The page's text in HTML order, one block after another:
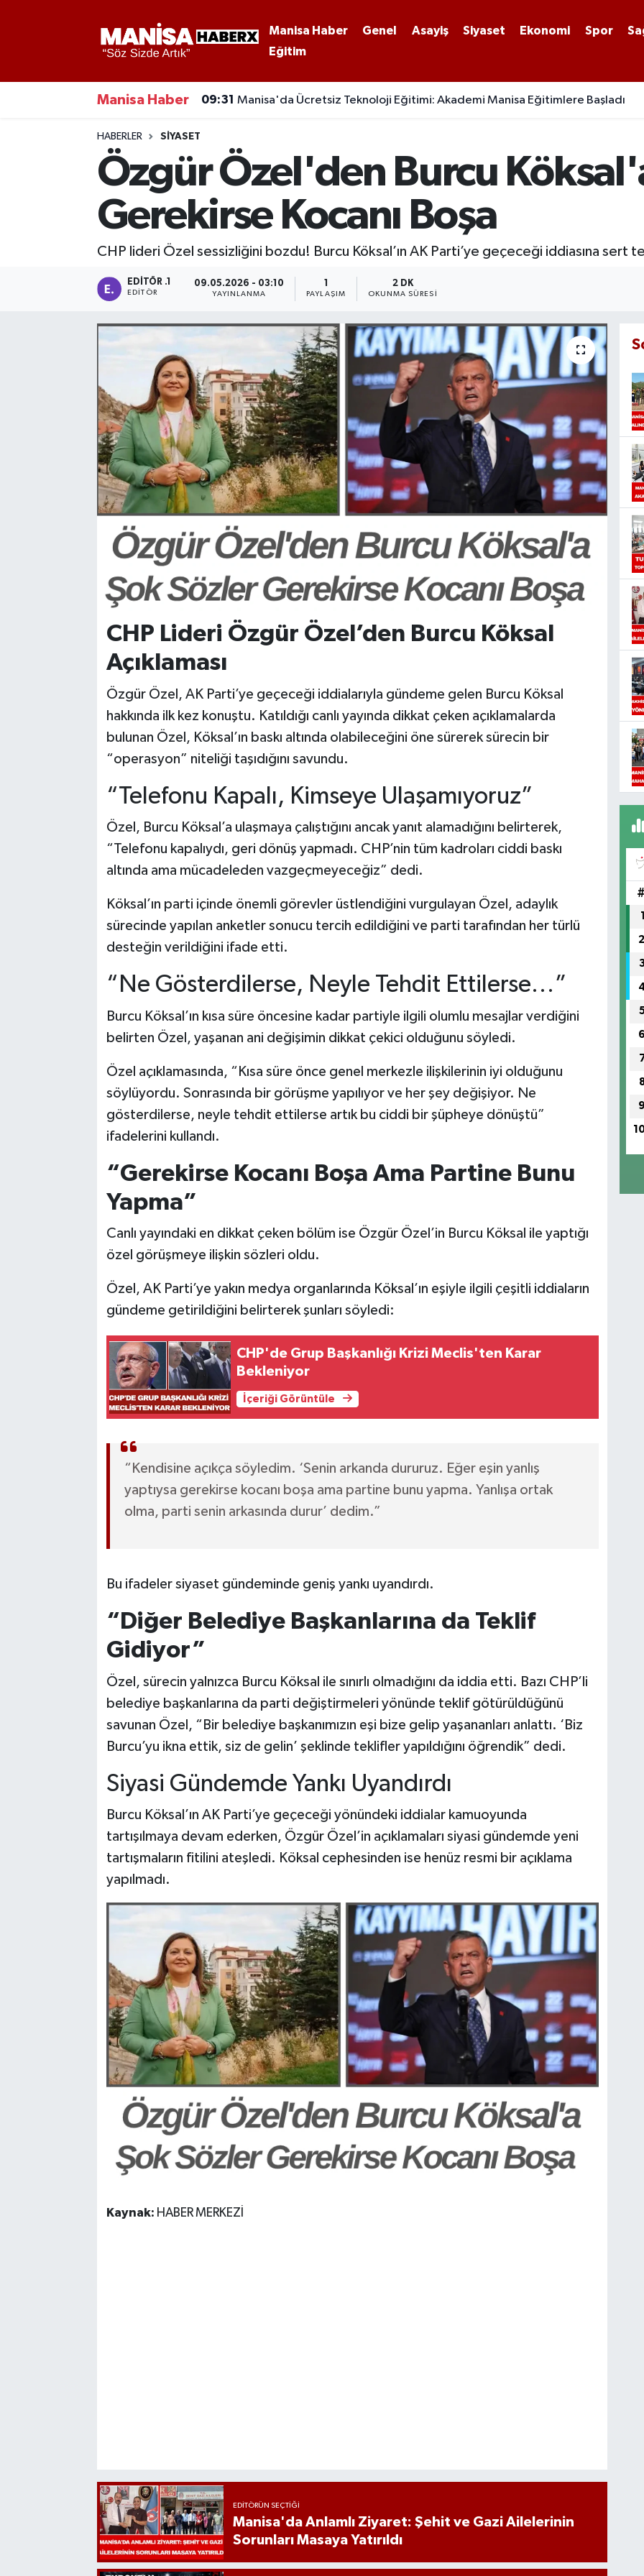
Manisa Haber Genel Asayiş Siyaset Ekonomi Spor
Eğitim
Manisa Haber 09:31 Manisa'da Ücretsiz Teknoloji Eğitimi: Akademi Manisa Eğitimlere Başladı
HABERLER SIYASET
Özgür Özel'den Burcu
Gerekirse Kocanı Boşa
CHP lideri Özel sessizliğini bozdu! Burcu Köksal’ın AK Parti’ye geçeceği iddiasına
EDITÖR .1
EDITÖR
09.05.2026 - 03:10
YAYINLANMA PAYLAŞIM
2 DK
OKUNMA SÜRESI
CHP Lideri Özgür Özel’den Burcu Köksal
Açıklaması
Özgür Özel, AK Parti’ye geçeceği iddialarıyla gündeme gelen Burcu Köksal
hakkında ilk kez konuştu. Katıldığı canlı yayında dikkat çeken açıklamalarda
bulunan Özel, Köksal’ın baskı altında olabileceğini öne sürerek sürecin bir
“operasyon” niteliği taşıdığını savundu.
“Telefonu Kapalı, Kimseye Ulaşamıyoruz”
Özel, Burcu Köksal’a ulaşmaya çalıştığını ancak yanıt alamadığını belirterek,
“Telefonu kapalıydı, geri dönüş yapmadı. CHP’nin tüm kadroları ciddi baskı
altında ama mücadeleden vazgeçmeyeceğiz” dedi.
Köksal’ın parti içinde önemli görevler üstlendiğini vurgulayan Özel, adaylık
sürecinde yapılan anketler sonucu tercih edildiğini ve parti tarafından her türlü
desteğin verildiğini ifade etti.
“Ne Gösterdilerse, Neyle Tehdit Ettilerse…”
Burcu Köksal’ın kısa süre öncesine kadar partiyle ilgili olumlu mesajlar verdiğini
belirten Özel, yaşanan ani değişimin dikkat çekici olduğunu söyledi.
Özel açıklamasında, “Kısa süre önce genel merkezle ilişkilerinin iyi olduğunu
söylüyordu. Sonrasında bir görüşme yapılıyor ve her şey değişiyor. Ne
gösterdilerse, neyle tehdit ettilerse artık bu ciddi bir şüpheye dönüştü”
ifadelerini kullandı.
“Gerekirse Kocanı Boşa Ama Partine Bunu
Yapma”
Canlı yayındaki en dikkat çeken bölüm ise Özgür Özel’in Burcu Köksal ile yaptığı
özel görüşmeye ilişkin sözleri oldu.
Özel, AK Parti’ye yakın medya organlarında Köksal’ın eşiyle ilgili çeşitli iddiaların
gündeme getirildiğini belirterek şunları söyledi:
CHP'de Grup Başkanlığı Krizi Meclis'ten Karar
Bekleniyor
İçeriği Görüntüle
“Kendisine açıkça söyledim. ‘Senin arkanda dururuz. Eğer eşin yanlış
yaptıysa gerekirse kocanı boşa ama partine bunu yapma. Yanlışa ortak
olma, parti senin arkasında durur’ dedim.”
Bu ifadeler siyaset gündeminde geniş yankı uyandırdı.
“Diğer Belediye Başkanlarına da Teklif
Gidiyor”
Özel, sürecin yalnızca Burcu Köksal ile sınırlı olmadığını da iddia etti. Bazı CHP’li
belediye başkanlarına da parti değiştirmeleri yönünde teklif götürüldüğünü
savunan Özel, “Bir belediye başkanımızın eşi bize gelip yaşananları anlattı. ‘Biz
Burcu’yu ikna ettik, siz de gelin’ şeklinde teklifler yapıldığını öğrendik” dedi.
Siyasi Gündemde Yankı Uyandırdı
Burcu Köksal’ın AK Parti’ye geçeceği yönündeki iddialar kamuoyunda
tartışılmaya devam ederken, Özgür Özel’in açıklamaları siyasi gündemde yeni
tartışmaların fitilini ateşledi. Köksal cephesinden ise henüz resmi bir açıklama
yapılmadı.
Kaynak: HABER MERKEZİ
EDITÖRÜN SEÇTIĞI
Manisa'da Anlamlı Ziyaret: Şehit ve Gazi Ailelerinin
Sorunları Masaya Yatırıldı
#
1
2
6
9
Kültür-Sanat
Gizlilik Sözleşmesi
Manisa Nöbetçi Eczaneler
Manisa Hava Durumu
Manisa Trafik Yoğunluk Haritası
Süper Lig Puan Durumu ve Fikstür
Son Dakika Haberleri